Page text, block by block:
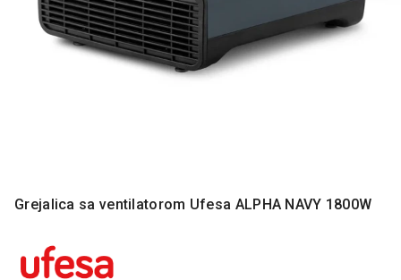
TELEFONI
RAČUNARSKE
KOMPONENTE
RAČUNARSKE
PERIFERIJE
Grejalica sa ventilatorom Ufesa ALPHA NAVY 1800W